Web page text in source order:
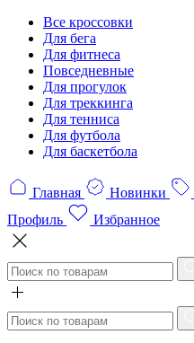
Все кроссовки
Для бега
Для фитнеса
Повседневные
Для прогулок
Для треккинга
Для тенниса
Для футбола
Для баскетбола
Главная Новинки
Профиль
Избранное